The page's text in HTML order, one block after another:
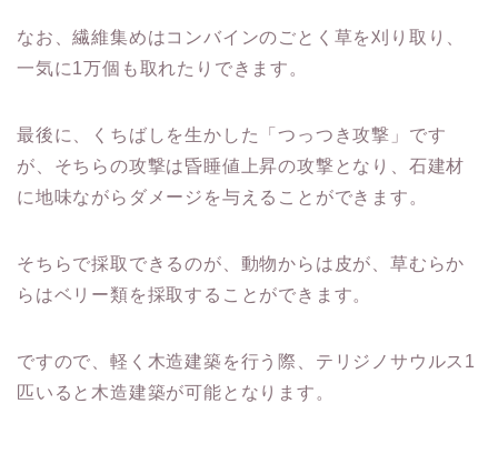
なお、繊維集めはコンバインのごとく草を刈り取り、
一気に1万個も取れたりできます。
最後に、くちばしを生かした「つっつき攻撃」です
が、そちらの攻撃は昏睡値上昇の攻撃となり、石建材
に地味ながらダメージを与えることができます。
そちらで採取できるのが、動物からは皮が、草むらか
らはベリー類を採取することができます。
ですので、軽く木造建築を行う際、テリジノサウルス1
匹いると木造建築が可能となります。